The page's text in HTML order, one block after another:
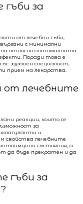
гъби за
от лечебни гъби,
с минимални
относно оптималната
Поради това е
здравен специалист,
прием на лекарства.
от лечебните
реакции, които се
за
и
свойства лечебните
състояния, а
да бъде прекратен и да
гъби за